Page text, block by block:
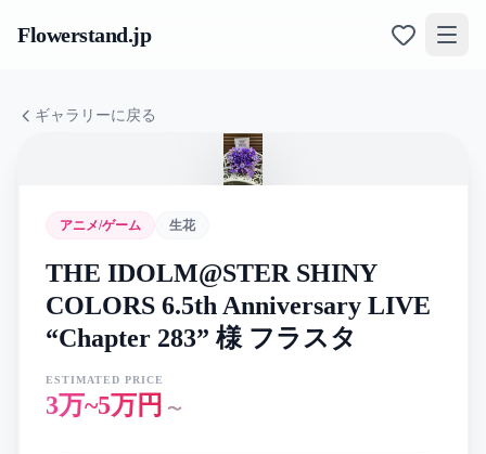
Flowerstand.jp
ギャラリーに戻る
アニメ/ゲーム 生花
THE IDOLM@STER SHINY
COLORS 6.5th Anniversary LIVE
“Chapter 283” 様 フラスタ
ESTIMATED PRICE
3万~5万円 〜